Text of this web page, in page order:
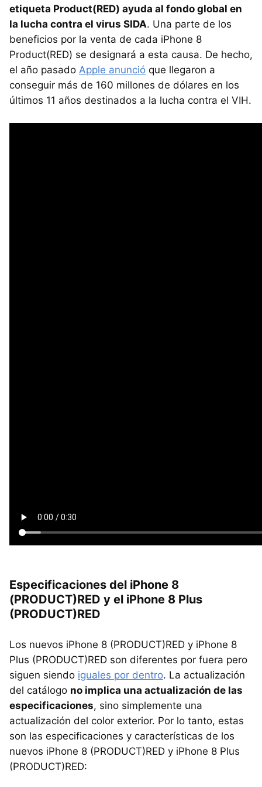
etiqueta Product(RED) ayuda al fondo global en
la lucha contra el virus SIDA. Una parte de los
beneficios por la venta de cada iPhone 8
Product(RED) se designará a esta causa. De hecho,
el año pasado Apple anunció que llegaron a
conseguir más de 160 millones de dólares en los
últimos 11 años destinados a la lucha contra el VIH.
Especificaciones del iPhone 8
(PRODUCT)RED y el iPhone 8 Plus
(PRODUCT)RED
Los nuevos iPhone 8 (PRODUCT)RED y iPhone 8
Plus (PRODUCT)RED son diferentes por fuera pero
siguen siendo iguales por dentro. La actualización
del catálogo no implica una actualización de las
especificaciones, sino simplemente una
actualización del color exterior. Por lo tanto, estas
son las especificaciones y características de los
nuevos iPhone 8 (PRODUCT)RED y iPhone 8 Plus
(PRODUCT)RED: